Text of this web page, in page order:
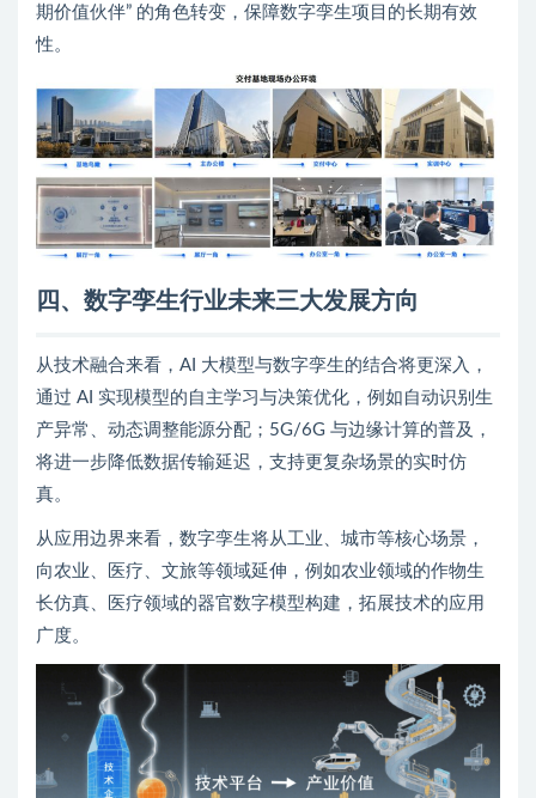
期价值伙伴” 的角色转变，保障数字孪生项目的长期有效
性。
四、数字孪生行业未来三大发展方向
从技术融合来看，AI 大模型与数字孪生的结合将更深入，
通过 AI 实现模型的自主学习与决策优化，例如自动识别生
产异常、动态调整能源分配；5G/6G 与边缘计算的普及，
将进一步降低数据传输延迟，支持更复杂场景的实时仿
真。
从应用边界来看，数字孪生将从工业、城市等核心场景，
向农业、医疗、文旅等领域延伸，例如农业领域的作物生
长仿真、医疗领域的器官数字模型构建，拓展技术的应用
广度。